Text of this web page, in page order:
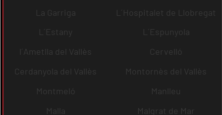
La Garriga
L´Hospitalet de Llobregat
L´Estany
L´Espunyola
l´Ametlla del Vallès
Cervelló
Cerdanyola del Vallès
Montornès del Vallès
Montmeló
Manlleu
Malla
Malgrat de Mar